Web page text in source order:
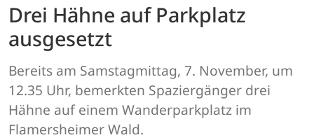
Drei Hähne auf Parkplatz
ausgesetzt
Bereits am Samstagmittag, 7. November, um
12.35 Uhr, bemerkten Spaziergänger drei
Hähne auf einem Wanderparkplatz im
Flamersheimer Wald.